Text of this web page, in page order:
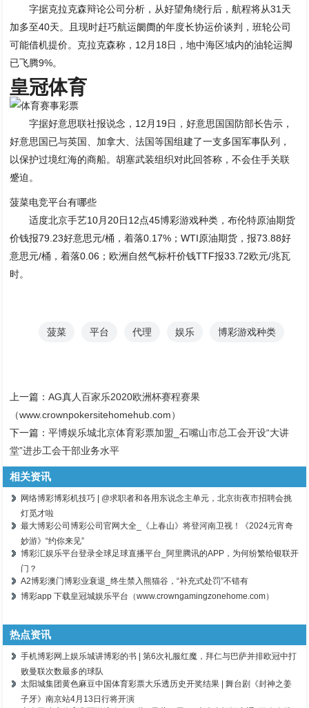
字据克拉克森辩论公司分析，从好望角绕行后，航程将从31天
加多至40天。且现时赶巧航运阛阓的年度长协运价谈判，班轮公司
可能借机提价。克拉克森称，12月18日，地中海区域内的油轮运脚
已飞腾9%。
皇冠体育
字据好意思联社报说念，12月19日，好意思国国防部长告示，
好意思国已与英国、加拿大、法国等国组建了一支多国军事队列，
以保护过境红海的商船。胡塞武装组织对此回答称，不会住手关联
蹙迫。
菠菜电竞平台有哪些
适度北京手艺10月20日12点45博彩游戏种类，布伦特原油期货
价钱报79.23好意思元/桶，着落0.17%；WTI原油期货，报73.88好
意思元/桶，着落0.06；欧洲自然气标杆价钱TTF报33.72欧元/兆瓦
时。
菠菜 平台 代理 娱乐 博彩游戏种类
上一篇：AG真人百家乐2020欧洲杯赛程赛果
（www.crownpokersitehomehub.com）
下一篇：平博娱乐城北京体育彩票加盟_石嘴山市总工会开设“大讲
堂”进步工会干部业务水平
相关资讯
网络博彩博彩机技巧 | @求职者和各用东说念主单元，北京街夜市招聘会挑
灯觅才啦
最大博彩公司博彩公司官网大全_《上春山》将登河南卫视！《2024元宵奇
妙游》“约你来见”
博彩汇娱乐平台登录全球足球直播平台_阿里腾讯的APP，为何纷繁给银联开
门？
A2博彩澳门博彩业衰退_终生禁入熊猫谷，“补充式处罚”不错有
博彩app 下载皇冠城娱乐平台（www.crowngamingzonehome.com）
热点资讯
手机博彩网上娱乐城讲博彩的书 | 第6次礼服红魔，拜仁与巴萨并排欧冠中打
败曼联次数最多的球队
太阳城集团黄色麻豆中国体育彩票大乐透历史开奖结果 | 舞台剧《封神之姜
子牙》南京站4月13日行将开演